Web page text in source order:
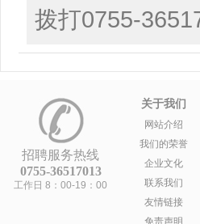
拨打0755-
招聘服务热线
0755-36517013
工作日 8：00-19：00
关于我们
网站介绍
我们的荣誉
企业文化
联系我们
友情链接
免责声明